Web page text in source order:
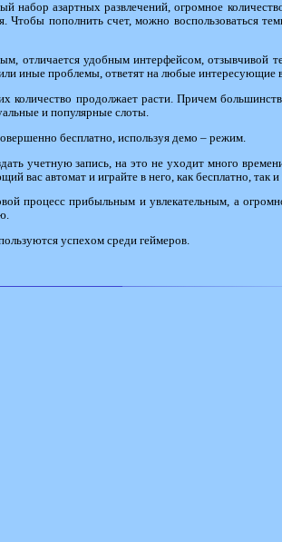
азартных развлечений, огромное
Чтобы пополнить счет, можно воспользоваться
отличается удобным интерфейсом, отзывчивой
иные проблемы, ответят на любые интересующие
продолжает расти. Причем
и популярные слоты.
бесплатно, используя демо – режим.
учетную запись, на это не уходит много
вас автомат и играйте в него, как бесплатно, так и
процесс прибыльным и увлекательным, а
успехом среди геймеров.